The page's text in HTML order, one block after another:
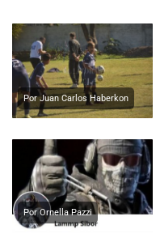
Por Juan Carlos Haberkon
Por Ornella Pazzi